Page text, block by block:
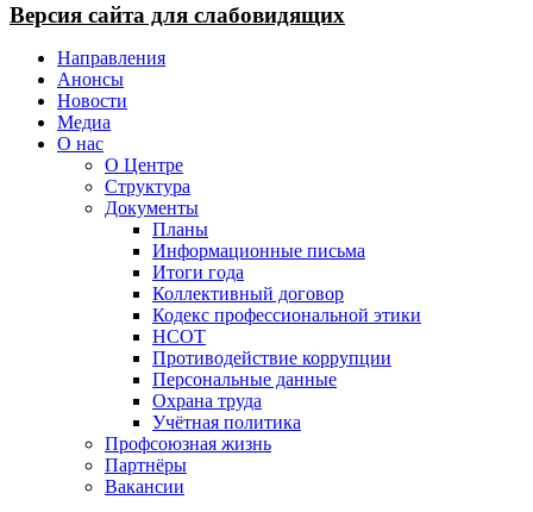
Версия сайта для слабовидящих
Направления
Анонсы
Новости
Медиа
О нас
О Центре
Структура
Документы
Планы
Информационные письма
Итоги года
Коллективный договор
Кодекс профессиональной этики
НСОТ
Противодействие коррупции
Персональные данные
Охрана труда
Учётная политика
Профсоюзная жизнь
Партнёры
Вакансии